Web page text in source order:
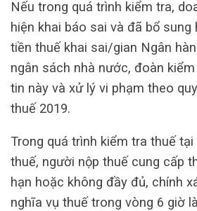
Nếu trong quá trình kiểm tra,
hiện khai báo sai và đã bổ
tiền thuế khai sai/gian Ngân
ngân sách nhà nước, đoàn
tin này và xử lý vi phạm theo
thuế 2019.
Trong quá trình kiểm tra thuế
thuế, người nộp thuế cung cấp
hạn hoặc không đầy đủ, chính
nghĩa vụ thuế trong vòng 6 giờ